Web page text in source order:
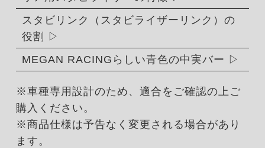
スタビリンク（スタビライザーリンク）の
役割
MEGAN RACINGらしい青色の中実バー
※車種専用設計のため、適合をご確認の上ご
購入ください。
※商品仕様は予告なく変更される場合があり
ます。